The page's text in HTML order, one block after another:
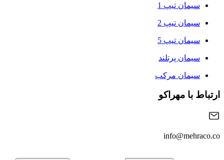
سیمان تیپ 1
سیمان تیپ 2
سیمان تیپ 5
سیمان پرتلند
سیمان مرکب
ارتباط با مهراکو
info@mehraco.co